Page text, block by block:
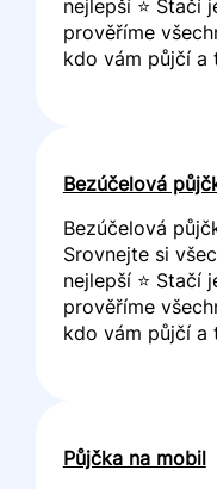
nejlepší ⭐ Stačí
prověříme
kdo vám půjčí a
Bezúčelová
Bezúčelová
Srovnejte si
nejlepší ⭐ Stačí
prověříme
kdo vám půjčí a
Půjčka na mobil